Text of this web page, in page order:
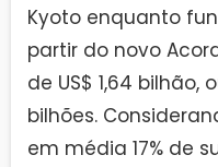
Kyoto enquanto
partir do novo
de US$ 1,64
bilhões.
em média 17% de